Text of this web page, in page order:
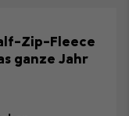
Zip-Fleece
ganze Jahr